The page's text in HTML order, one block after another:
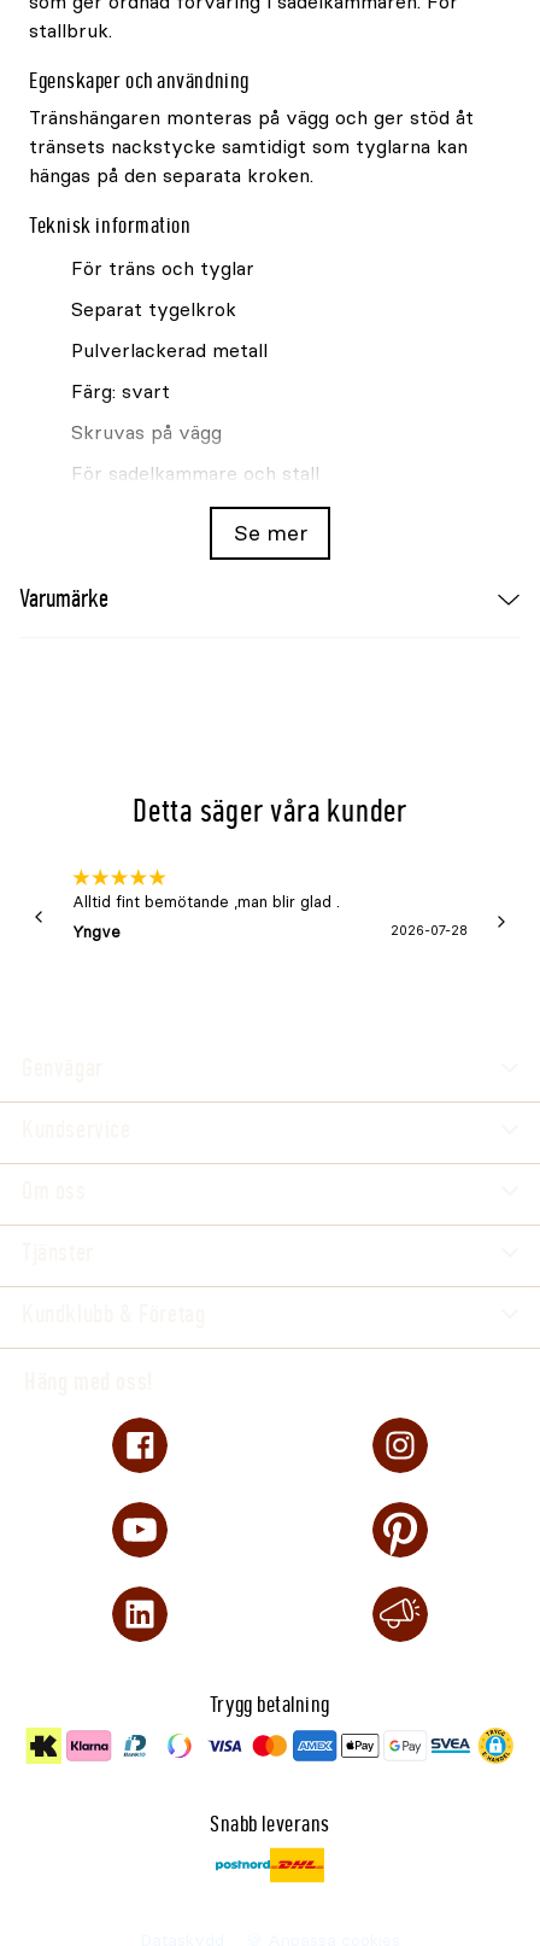
stallbruk.
Egenskaper och användning
Tränshängaren monteras på vägg och ger stöd åt
tränsets nackstycke samtidigt som tyglarna kan
hängas på den separata kroken.
Teknisk information
För träns och tyglar
Separat tygelkrok
Pulverlackerad metall
Färg: svart
Skruvas på vägg
För sadelkammare och stall
Sadelhållare Kerbl fällbar med tränshållare
Se mer
Varumärke
Detta säger våra kunder
Alltid fint bemötande ,man blir glad .
Yngve
2026-07-28
Trygg betalning
Snabb leverans